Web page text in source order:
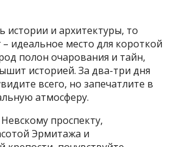
истории и архитектуры, то
идеальное место для короткой
полон очарования и тайн,
историей. За два-три дня
всего, но запечатлите в
атмосферу.
проспекту,
Эрмитажа и